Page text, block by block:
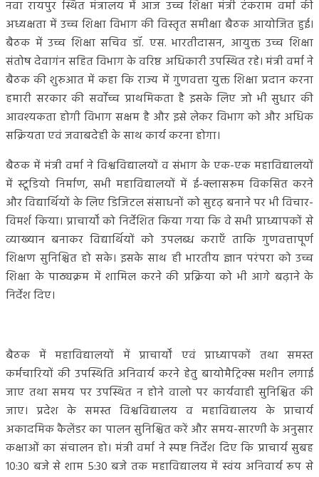
नवा रायपुर स्थित मंत्रालय में आज उच्च शिक्षा मंत्री टंकराम वर्मा की
अध्यक्षता में उच्च शिक्षा विभाग की विस्तृत समीक्षा बैठक आयोजित हुई।
बैठक में उच्च शिक्षा सचिव डॉ. एस. भारतीदासन, आयुक्त उच्च शिक्षा
संतोष देवागंन सहित विभाग के वरिष्ठ अधिकारी उपस्थित रहे। मंत्री वर्मा ने
बैठक की शुरुआत में कहा कि राज्य में गुणवत्ता युक्त शिक्षा प्रदान करना
हमारी सरकार की सर्वाेच्च प्राथमिकता है इसके लिए जो भी सुधार की
आवश्यकता होगी विभाग सक्षम है और इसे लेकर विभाग को और अधिक
सक्रियता एवं जवाबदेही के साथ कार्य करना होगा।
बैठक में मंत्री वर्मा ने विश्वविद्यालयों व संभाग के एक-एक महाविद्यालयों
में स्टूडियो निर्माण, सभी महाविद्यालयों में ई-क्लासरूम विकसित करने
और विद्यार्थियों के लिए डिजिटल संसाधनों को सुदृढ़ बनाने पर भी विचार-
विमर्श किया। प्राचार्यों को निर्देशित किया गया कि वे सभी प्राध्यापकों से
व्याख्यान बनाकर विद्यार्थियों को उपलब्ध कराएँ ताकि गुणवत्तापूर्ण
शिक्षण सुनिश्चित हो सके। इसके साथ ही भारतीय ज्ञान परंपरा को उच्च
शिक्षा के पाठ्यक्रम में शामिल करने की प्रक्रिया को भी आगे बढ़ाने के
निर्देश दिए।
बैठक में महाविद्यालयों में प्राचार्यों एवं प्राध्यापकों तथा समस्त
कर्मचारियों की उपस्थिति अनिवार्य करने हेतु बायोमैट्रिक्स मशीन लगाई
जाए तथा समय पर उपस्थित न होने वालो पर कार्यवाही सुनिश्चित की
जाए। प्रदेश के समस्त विश्वविद्यालय व महाविद्यालय के प्राचार्य
अकादमिक कैलेंडर का पालन सुनिश्चित करें और समय-सारणी के अनुसार
कक्षाओं का संचालन हो। मंत्री वर्मा ने स्पष्ट निर्देश दिए कि प्राचार्य सुबह
10:30 बजे से शाम 5:30 बजे तक महाविद्यालय में स्वंय अनिवार्य रूप से